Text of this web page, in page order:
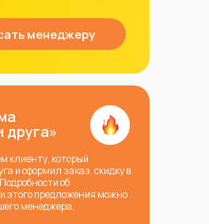
друга»
клиенту, который
и оформил заказ, скидку в
об
этого предложения можно
менеджера.
менеджеру